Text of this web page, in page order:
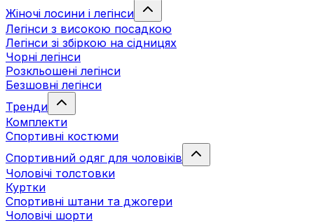
Жіночі лосини і легінси
Легінси з високою посадкою
Легінси зі збіркою на сідницях
Чорні легінси
Розкльошені легінси
Безшовні легінси
Тренди
Комплекти
Спортивні костюми
Спортивний одяг для чоловіків
Чоловічі толстовки
Куртки
Спортивні штани та джогери
Чоловічі шорти